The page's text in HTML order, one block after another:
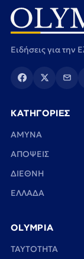
Ειδήσεις για την
ΚΑΤΗΓΟΡΙΕΣ
ΑΜΥΝΑ
ΑΠΟΨΕΙΣ
ΔΙΕΘΝΗ
ΕΛΛΑΔΑ
OLYMPIA
TAYTOTHTA